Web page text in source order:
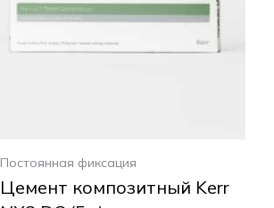
Постоянная фиксация
Цемент композитный Kerr